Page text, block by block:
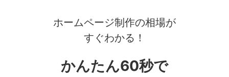
ホームページ制作の相場が
すぐわかる！
かんたん60秒で